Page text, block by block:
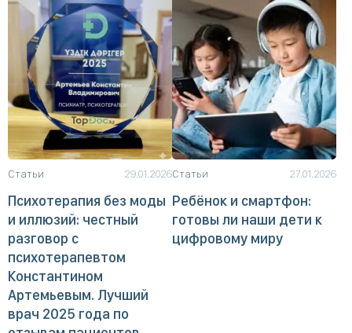
Статьи 29.01.2026
Психотерапия без моды
и иллюзий: честный
разговор с
психотерапевтом
Константином
Артемьевым. Лучший
врач 2025 года по
Статьи 27.01.2026
Ребёнок и смартфон:
готовы ли наши дети к
цифровому миру